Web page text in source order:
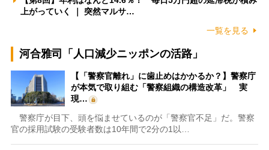
上がっていく ｜ 突然マルサ…
一覧を見る
河合雅司「人口減少ニッポンの活路」
【「警察官離れ」に歯止めはかかるか？】警察庁
が本気で取り組む「警察組織の構造改革」 実
現…
警察庁が目下、頭を悩ませているのが「警察官不足」だ。警察
官の採用試験の受験者数は10年間で2分の1以…